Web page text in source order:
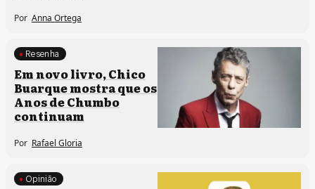
Por Anna Ortega
Processos artísticos
Resenha
Em novo livro, Chico
Buarque mostra que os
Anos de Chumbo
continuam
Por Rafael Gloria
Opinião